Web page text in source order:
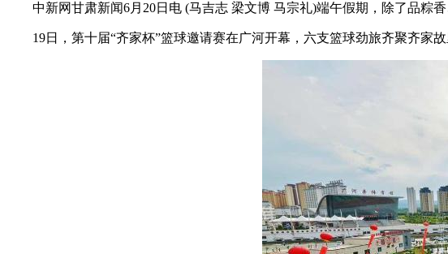
中新网甘肃新闻6月20日电 (马吉志 梁文博 马宗礼)端午假期，除了品粽香
19日，第十届“齐家杯”篮球邀请赛在广河开幕，六支篮球劲旅齐聚齐家故